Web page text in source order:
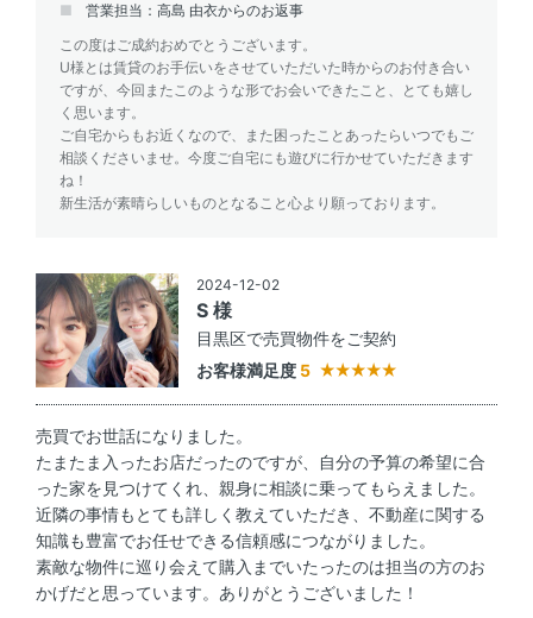
営業担当：高島 由衣からのお返事
この度はご成約おめでとうございます。
U様とは賃貸のお手伝いをさせていただいた時からのお付き合い
ですが、今回またこのような形でお会いできたこと、とても嬉し
く思います。
ご自宅からもお近くなので、また困ったことあったらいつでもご
相談くださいませ。今度ご自宅にも遊びに行かせていただきます
ね！
新生活が素晴らしいものとなること心より願っております。
2024-12-02
S 様
目黒区で売買物件をご契約
お客様満足度 5
売買でお世話になりました。
たまたま入ったお店だったのですが、自分の予算の希望に合
った家を見つけてくれ、親身に相談に乗ってもらえました。
近隣の事情もとても詳しく教えていただき、不動産に関する
知識も豊富でお任せできる信頼感につながりました。
素敵な物件に巡り会えて購入までいたったのは担当の方のお
かげだと思っています。ありがとうございました！